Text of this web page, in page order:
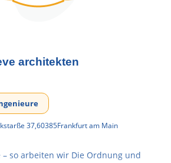
architekten
37,60385Frankfurt am Main
so arbeiten wir Die Ordnung und